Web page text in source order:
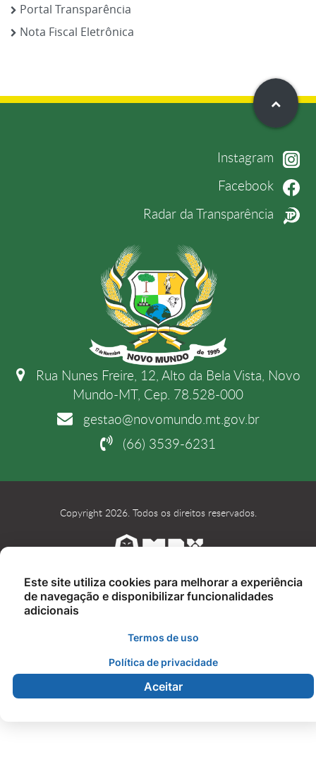
Portal Transparência
Nota Fiscal Eletrônica
Instagram
Facebook
Radar da Transparência
Rua Nunes Freire, 12, Alto da Bela Vista, Novo
Mundo-MT, Cep. 78.528-000
gestao@novomundo.mt.gov.br
(66) 3539-6231
Copyright 2026. Todos os direitos reservados.
Este site utiliza cookies para melhorar a experiência
de navegação e disponibilizar funcionalidades
adicionais
Termos de uso
Política de privacidade
Aceitar